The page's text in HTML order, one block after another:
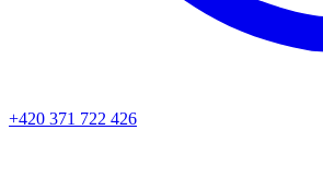
+420 371 722 426